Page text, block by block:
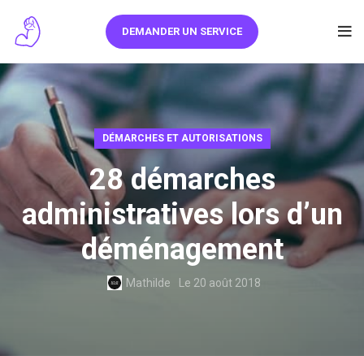
DEMANDER UN SERVICE
DÉMARCHES ET AUTORISATIONS
28 démarches
administratives lors d’un
déménagement
Mathilde Le 20 août 2018